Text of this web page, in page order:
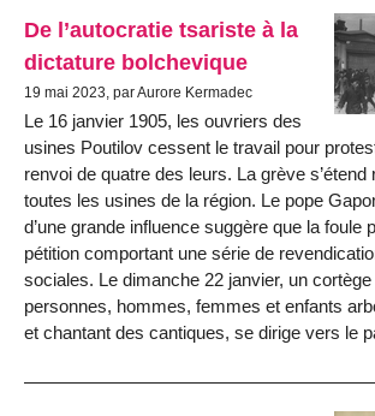
De l’autocratie tsariste à la
dictature bolchevique
19 mai 2023, par Aurore Kermadec
Le 16 janvier 1905, les ouvriers des
usines Poutilov cessent le travail pour
renvoi de quatre des leurs. La grève s’étend
toutes les usines de la région. Le pope
d’une grande influence suggère que la foule
pétition comportant une série de
sociales. Le dimanche 22 janvier, un
personnes, hommes, femmes et enfants
et chantant des cantiques, se dirige vers le